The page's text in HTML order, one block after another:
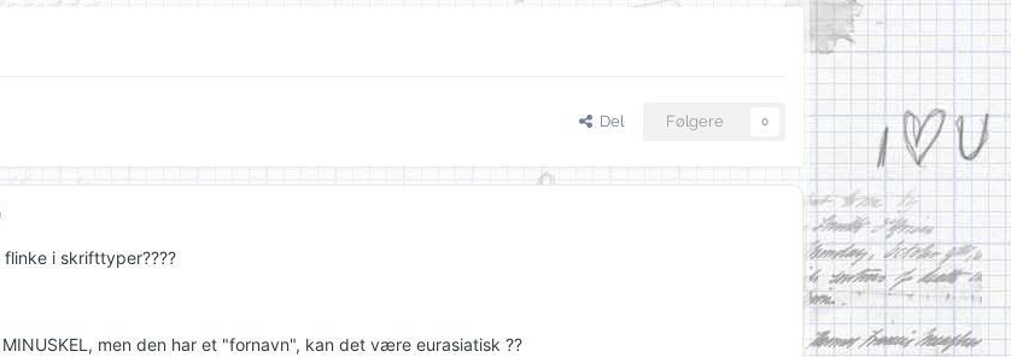
Del Følgere 0
i skrifttyper????
men den har et "fornavn", kan det være eurasiatisk ??